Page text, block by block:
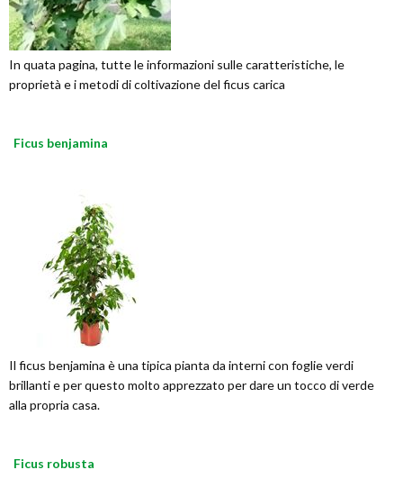
In quata pagina, tutte le informazioni sulle caratteristiche, le
proprietà e i metodi di coltivazione del ficus carica
Ficus benjamina
Il ficus benjamina è una tipica pianta da interni con foglie verdi
brillanti e per questo molto apprezzato per dare un tocco di verde
alla propria casa.
Ficus robusta